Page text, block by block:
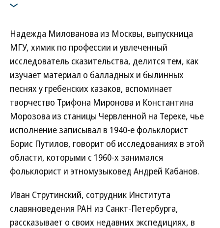
Надежда Милованова из Москвы, выпускница
МГУ, химик по профессии и увлеченный
исследователь сказительства, делится тем, как
изучает материал о балладных и былинных
песнях у гребенских казаков, вспоминает
творчество Трифона Миронова и Константина
Морозова из станицы Червленной на Тереке, чье
исполнение записывал в 1940-е фольклорист
Борис Путилов, говорит об исследованиях в этой
области, которыми с 1960-х занимался
фольклорист и этномузыковед Андрей Кабанов.
Иван Струтинский, сотрудник Института
славяноведения РАН из Санкт-Петербурга,
рассказывает о своих недавних экспедициях, в